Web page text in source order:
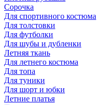
Сорочка
Для спортивного костюма
Для толстовки
Для футболки
Для шубы и дубленки
Летняя ткань
Для летнего костюма
Для топа
Для туники
Для шорт и юбки
Летние платья